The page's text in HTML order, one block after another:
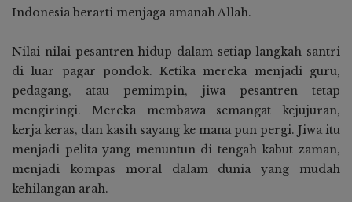
Indonesia berarti menjaga amanah Allah.
Nilai-nilai pesantren hidup dalam setiap langkah santri
di luar pagar pondok. Ketika mereka menjadi guru,
pedagang, atau pemimpin, jiwa pesantren tetap
mengiringi. Mereka membawa semangat kejujuran,
kerja keras, dan kasih sayang ke mana pun pergi. Jiwa itu
menjadi pelita yang menuntun di tengah kabut zaman,
menjadi kompas moral dalam dunia yang mudah
kehilangan arah.